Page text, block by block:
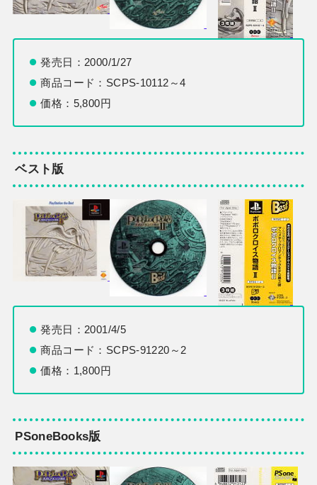
発売日：2000/1/27
商品コード：SCPS-10112～4
価格：5,800円
ベスト版
発売日：2001/4/5
商品コード：SCPS-91220～2
価格：1,800円
PSoneBooks版